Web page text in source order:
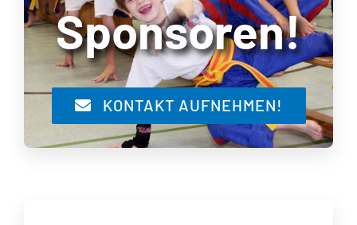
Sponsoren!
KONTAKT AUFNEHMEN!